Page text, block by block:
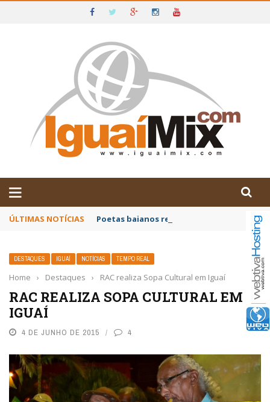
IGUAÍ E SUDOESTE DA BAHIA
ÚLTIMAS NOTÍCIAS Poetas baianos representam o Brasil no
DESTAQUES IGUAÍ NOTÍCIAS TEMPO REAL
Home › Destaques › RAC realiza Sopa Cultural em Iguaí
RAC REALIZA SOPA CULTURAL EM
IGUAÍ
4 DE JUNHO DE 2015 4